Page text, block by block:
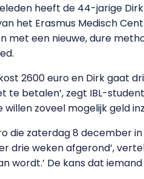
heeft de 44-jarige
het Erasmus Medisch
met een nieuwe, dure
2600 euro en Dirk gaat
te betalen’, zegt IBL-
willen zoveel mogelijk geld
die zaterdag 8 december
drie weken afgerond’,
wordt.’ De kans dat